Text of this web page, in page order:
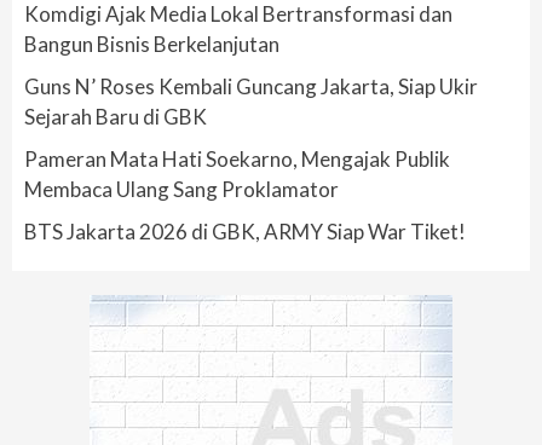
Komdigi Ajak Media Lokal Bertransformasi dan
Bangun Bisnis Berkelanjutan
Guns N’ Roses Kembali Guncang Jakarta, Siap Ukir
Sejarah Baru di GBK
Pameran Mata Hati Soekarno, Mengajak Publik
Membaca Ulang Sang Proklamator
BTS Jakarta 2026 di GBK, ARMY Siap War Tiket!